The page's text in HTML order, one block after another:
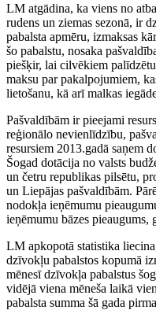
LM atgādina, ka viens no
rudens un ziemas sezonā, ir
pabalsta apmēru, izmaksas
šo pabalstu, nosaka
piešķir, lai cilvēkiem
maksu par pakalpojumiem,
lietošanu, kā arī malkas
Pašvaldībām ir pieejami
reģionālo nevienlīdzību,
resursiem 2013.gadā saņem
Šogad dotācija no valsts
un četru republikas pilsētu,
un Liepājas pašvaldībām.
nodokļa ieņēmumu
ieņēmumu bāzes pieaugums,
LM apkopotā statistika
dzīvokļu pabalstos kopumā
mēnesī dzīvokļa pabalstus
vidējā viena mēneša laikā
pabalsta summa šā gada